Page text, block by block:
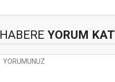
HABERE YORUM KAT